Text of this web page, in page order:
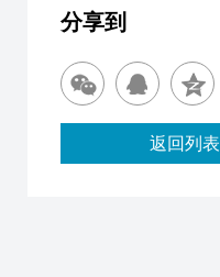
分享到
返回列表